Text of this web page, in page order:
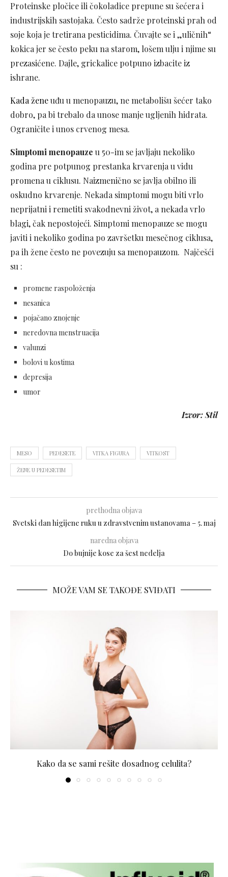
Proteinske pločice ili čokoladice prepune su šećera i
industrijskih sastojaka. Često sadrže proteinski prah od
soje koja je tretirana pesticidima. Čuvajte se i „uličnih“
kokica jer se često peku na starom, lošem ulju i njime su
prezasićene. Dajle, grickalice potpuno izbacite iz
ishrane.
Kada ženeuđu u menopauzu, ne metabolišu šećer tako
dobro, pa bi trebalo da unose manje ugljenih hidrata.
Ograničite i unos crvenog mesa.
Simptomi menopauze u 50-im se javljaju nekoliko
godina pre potpunog prestanka krvarenja u vidu
promena u ciklusu. Naizmenično se javlja obilno ili
oskudno krvarenje. Nekada simptomi mogu biti vrlo
neprijatni i remetiti svakodnevni život, a nekada vrlo
blagi, čak nepostojeći. Simptomi menopauze se mogu
javiti i nekoliko godina po završetku mesečnog ciklusa,
pa ih žene često ne povezuju sa menopauzom. Najčešći
su :
promene raspoloženja
nesanica
pojačano znojenje
neredovna menstruacija
valunzi
bolovi u kostima
depresija
umor
Izvor: Stil
MESO PEDESETE VITKA FIGURA VITKOST
ŽENE U PEDESETIM
prethodna objava
Svetski dan higijene ruku u zdravstvenim ustanovama – 5. maj
naredna objava
Do bujnije kose za šest nedelja
MOŽE VAM SE TAKOĐE SVIĐATI
Kako da se sami rešite dosadnog celulita?